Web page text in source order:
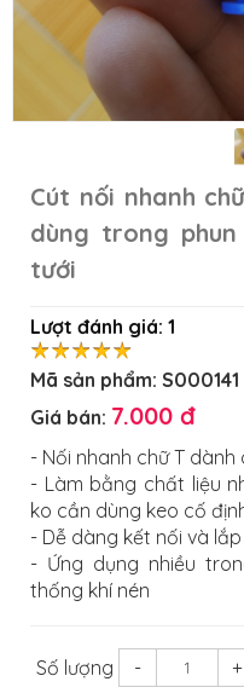
Cút nối nhanh
dùng trong
tưới
Lượt đánh giá: 1
Mã sản phẩm: S000141
Giá bán: 7.000 đ
- Nối nhanh chữ T
- Làm bằng chất liệu
ko cần dùng keo cố
- Dễ dàng kết nối và
- Ứng dụng nhiều
thống khí nén
Số lượng - +